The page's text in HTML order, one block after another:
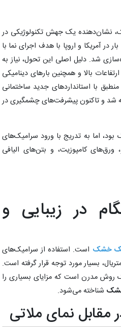
نشان‌دهنده یک جهش تکنولوژیکی در
آمریکا و اروپا با هدف اجرای نما با
شد. دلیل اصلی این تحول، نیاز به
بالا و همچنین بارهای دینامیکی
با استانداردهای جدید ساختمانی
شد و تاکنون پیشرفت‌های چشمگیری در
بود، اما به تدریج با ورود سرامیک‌های
کامپوزیت، و بتن‌های الیافی
در زیبایی و
خشک است. استفاده از سرامیک‌های
بسیار مورد توجه قرار گرفته است.
یک روش مدرن است که مزایای بسیاری را
شناخته می‌شود.
مقابل نمای ملاتی